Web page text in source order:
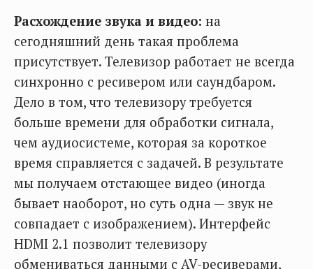
Расхождение звука и видео: на
сегодняшний день такая проблема
присутствует. Телевизор работает не всегда
синхронно с ресивером или саундбаром.
Дело в том, что телевизору требуется
больше времени для обработки сигнала,
чем аудиосистеме, которая за короткое
время справляется с задачей. В результате
мы получаем отстающее видео (иногда
бывает наоборот, но суть одна — звук не
совпадает с изображением). Интерфейс
HDMI 2.1 позволит телевизору
обмениваться данными с AV-ресиверами,